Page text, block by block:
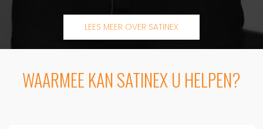
LEES MEER OVER SATINEX
WAARMEE KAN SATINEX U HELPEN?